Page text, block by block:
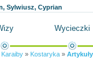
Sylwiusz, Cyprian
Wycieczki
» Kostaryka »